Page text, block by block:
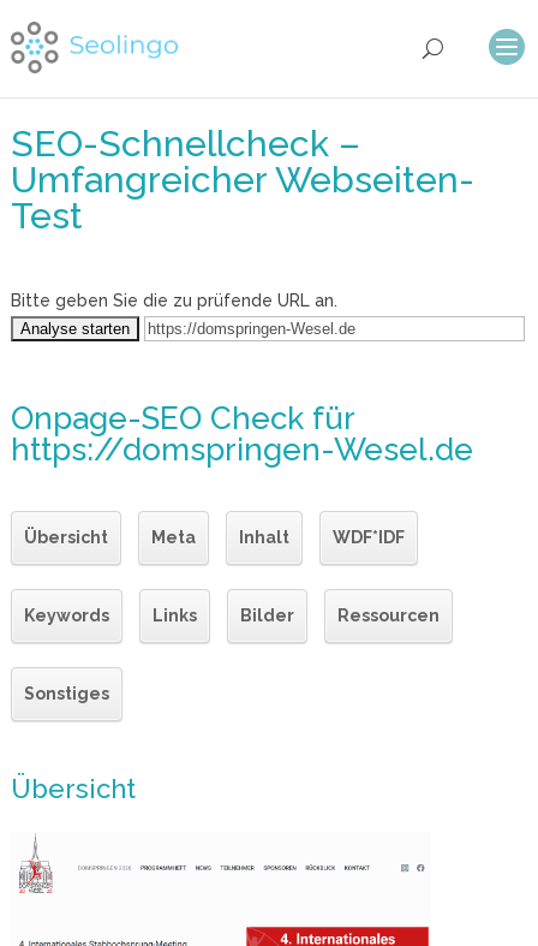
SEO-Schnellcheck –
Umfangreicher Webseiten-
Test
Bitte geben Sie die zu prüfende URL an.
Onpage-SEO Checkfür
https://domspringen-Wesel.de
Übersicht Meta Inhalt WDF*IDF
Keywords Links Bilder Ressourcen
Sonstiges
Übersicht